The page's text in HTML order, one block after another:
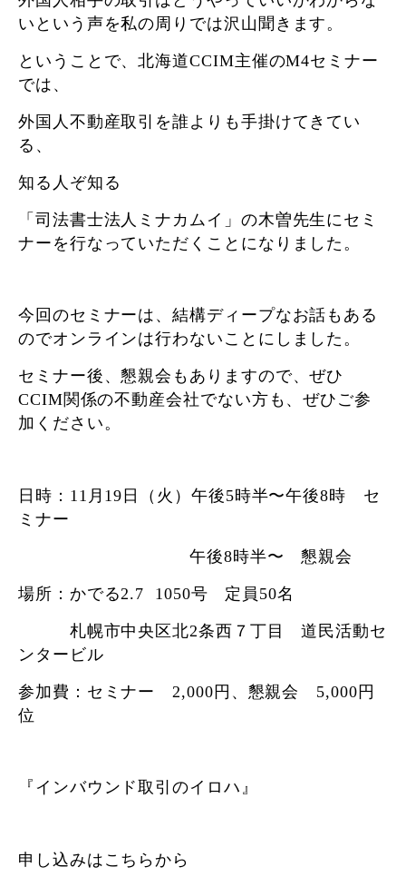
いという声を私の周りでは沢山聞きます。
ということで、北海道CCIM主催のM4セミナー
では、
外国人不動産取引を誰よりも手掛けてきてい
る、
知る人ぞ知る
「司法書士法人ミナカムイ」の木曽先生にセミ
ナーを行なっていただくことになりました。
今回のセミナーは、結構ディープなお話もある
のでオンラインは行わないことにしました。
セミナー後、懇親会もありますので、ぜひ
CCIM関係の不動産会社でない方も、ぜひご参
加ください。
日時：11月19日（火）午後5時半〜午後8時 セ
ミナー
午後8時半〜 懇親会
場所：かでる2.7 1050号 定員50名
札幌市中央区北2条西７丁目 道民活動セ
ンタービル
参加費：セミナー 2,000円、懇親会 5,000円
位
『インバウンド取引のイロハ』
申し込みはこちらから